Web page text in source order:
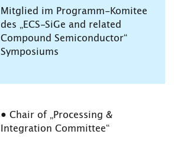
Mitglied im Programm-Komitee
des „ECS-SiGe and related
Compound Semiconductor“
Symposiums
• Chair of „Processing &
Integration Committee“